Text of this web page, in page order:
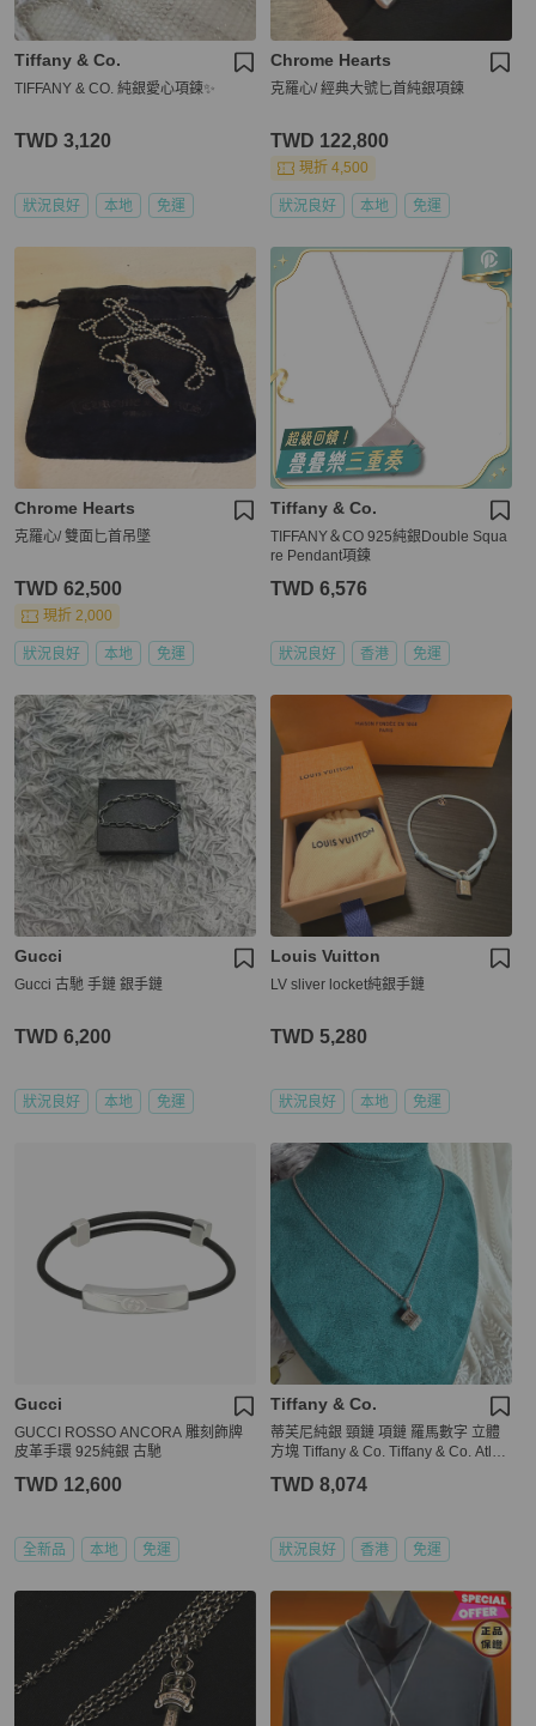
Tiffany & Co.
TIFFANY & CO. 純銀愛心項鍊✨
TWD 3,120
狀況良好 本地 免運
Chrome Hearts
克羅心/ 經典大號匕首純銀項鍊
TWD 122,800
現折 4,500
狀況良好 本地 免運
Chrome Hearts
克羅心/ 雙面匕首吊墜
TWD 62,500
現折 2,000
狀況良好 本地 免運
Tiffany & Co.
TIFFANY＆CO 925純銀Double Squa
re Pendant項鍊
TWD 6,576
狀況良好 香港 免運
Gucci
Gucci 古馳 手鏈 銀手鏈
TWD 6,200
狀況良好 本地 免運
Louis Vuitton
LV sliver locket純銀手鏈
TWD 5,280
狀況良好 本地 免運
Gucci
GUCCI ROSSO ANCORA 雕刻飾牌
皮革手環 925純銀 古馳
TWD 12,600
全新品 本地 免運
Tiffany & Co.
蒂芙尼純銀 頸鏈 項鏈 羅馬數字 立體
方塊 Tiffany & Co. Tiffany & Co. Atlas
ver純銀項鍊 925
TWD 8,074
狀況良好 香港 免運